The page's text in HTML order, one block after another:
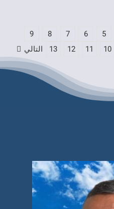
5
6
7
8
9
10
11
12
13 التالي